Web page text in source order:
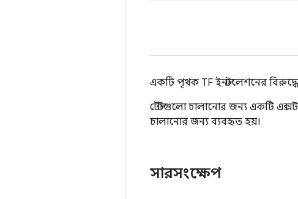
একটি পৃথক TF ইনস্টলেশনের
টেস্টগুলো চালানোর জন্য একটি
চালানোর জন্য ব্যবহৃত হয়।
সারসংক্ষেপ